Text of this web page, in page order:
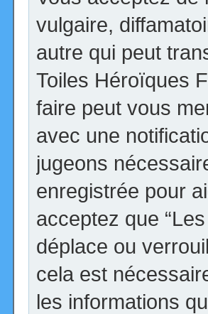
vulgaire,
autre qui peut
Toiles Héroïques
faire peut vous
avec une
jugeons
enregistrée pour
acceptez que
déplace ou
cela est
les informations